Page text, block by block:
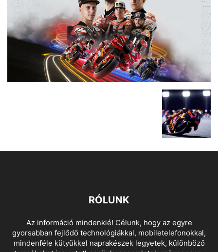
RÓLUNK
Az információ mindenkié! Célunk, hogy az egyre
gyorsabban fejlődő technológiákkal, mobiletelefonokkal,
mindenféle kütyükkel naprakészek legyetek, különböző